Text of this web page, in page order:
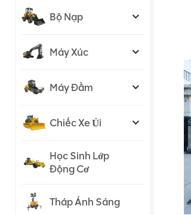
Bộ Nạp
Máy Xúc
Máy Đầm
Chiếc Xe Ủi
Học Sinh Lớp
Động Cơ
Tháp Ánh Sáng